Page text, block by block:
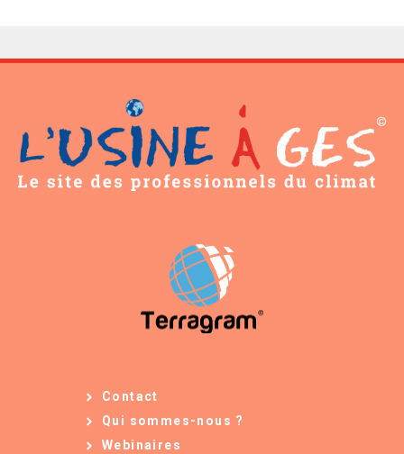
Contact
Qui sommes-nous ?
Webinaires